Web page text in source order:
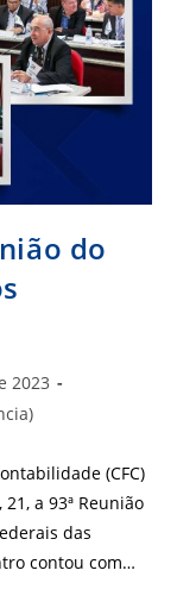
do
2023
(CFC)
a 93ª Reunião
das
contou com…